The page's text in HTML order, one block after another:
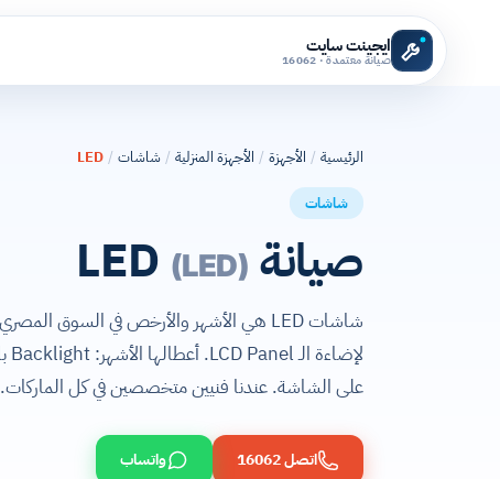
ايجينت سايت
صيانة معتمدة · 16062
الرئيسية / الأجهزة / الأجهزة المنزلية / شاشات /
LED
شاشات
صيانة LED (LED)
على الشاشة. عندنا فنيين متخصصين في كل الماركات.
اتصل 16062 واتساب